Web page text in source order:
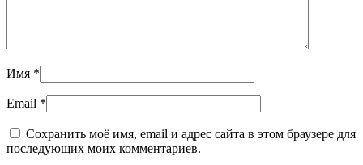
Имя *
Email *
Сохранить моё имя, email и адрес сайта в этом браузере для
последующих моих комментариев.